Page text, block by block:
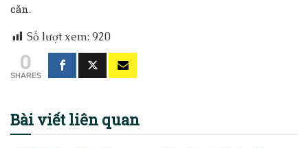
căn.
Số lượt xem: 920
0
SHARES
Bài viếtliên quan